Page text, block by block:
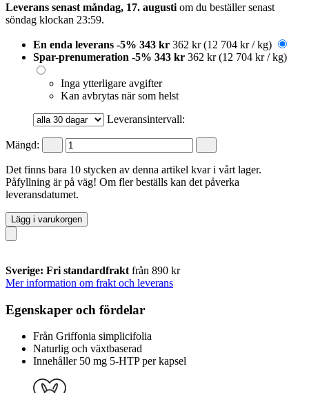
Leverans senast måndag, 17. augusti om du beställer senast
söndag klockan 23:59.
En enda leverans -5% 343 kr 362 kr (12 704 kr / kg)
Spar-prenumeration -5% 343 kr 362 kr (12 704 kr / kg)
Inga ytterligare avgifter
Kan avbrytas när som helst
Leveransintervall:
Mängd:
Det finns bara 10 stycken av denna artikel kvar i vårt lager.
Påfyllning är på väg! Om fler beställs kan det påverka
leveransdatumet.
Lägg i varukorgen
Sverige: Fri standardfrakt från 890 kr
Mer information om frakt och leverans
Egenskaper och fördelar
Från Griffonia simplicifolia
Naturlig och växtbaserad
Innehåller 50 mg 5-HTP per kapsel